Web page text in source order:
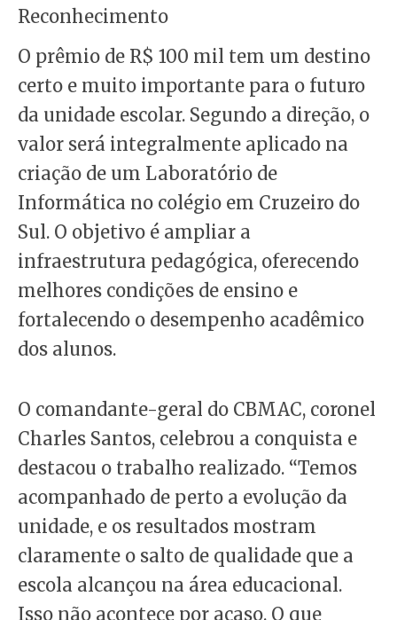
Reconhecimento
O prêmio de R$ 100 mil tem um destino
certo e muito importante para o futuro
da unidade escolar. Segundo a direção, o
valor será integralmente aplicado na
criação de um Laboratório de
Informática no colégio em Cruzeiro do
Sul. O objetivo é ampliar a
infraestrutura pedagógica, oferecendo
melhores condições de ensino e
fortalecendo o desempenho acadêmico
dos alunos.
O comandante-geral do CBMAC, coronel
Charles Santos, celebrou a conquista e
destacou o trabalho realizado. “Temos
acompanhado de perto a evolução da
unidade, e os resultados mostram
claramente o salto de qualidade que a
escola alcançou na área educacional.
Isso não acontece por acaso. O que